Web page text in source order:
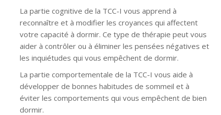
La partie cognitive de la TCC-I vous apprend à
reconnaître et à modifier les croyances qui affectent
votre capacité à dormir. Ce type de thérapie peut vous
aider à contrôler ou à éliminer les pensées négatives et
les inquiétudes qui vous empêchent de dormir.
La partie comportementale de la TCC-I vous aide à
développer de bonnes habitudes de sommeil et à
éviter les comportements qui vous empêchent de bien
dormir.